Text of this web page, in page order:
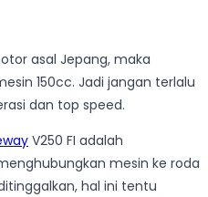
asal Jepang, maka
150cc. Jadi jangan terlalu
dan top speed.
V250 FI adalah
mesin ke roda
hal ini tentu